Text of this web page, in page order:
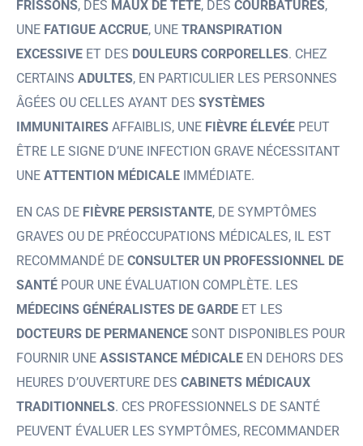
FRISSONS, DES MAUX DE TÊTE, DES COURBATURES,
UNE FATIGUE ACCRUE, UNE TRANSPIRATION
EXCESSIVE ET DES DOULEURS CORPORELLES. CHEZ
CERTAINS ADULTES, EN PARTICULIER LES PERSONNES
ÂGÉES OU CELLES AYANT DES SYSTÈMES
IMMUNITAIRES AFFAIBLIS, UNE FIÈVRE ÉLEVÉE PEUT
ÊTRE LE SIGNE D’UNE INFECTION GRAVE NÉCESSITANT
UNE ATTENTION MÉDICALE IMMÉDIATE.
EN CAS DE FIÈVRE PERSISTANTE, DE SYMPTÔMES
GRAVES OU DE PRÉOCCUPATIONS MÉDICALES, IL EST
RECOMMANDÉ DE CONSULTER UN PROFESSIONNEL DE
SANTÉ POUR UNE ÉVALUATION COMPLÈTE. LES
MÉDECINS GÉNÉRALISTES DE GARDE ET LES
DOCTEURS DE PERMANENCE SONT DISPONIBLES POUR
FOURNIR UNE ASSISTANCE MÉDICALE EN DEHORS DES
HEURES D’OUVERTURE DES CABINETS MÉDICAUX
TRADITIONNELS. CES PROFESSIONNELS DE SANTÉ
PEUVENT ÉVALUER LES SYMPTÔMES, RECOMMANDER